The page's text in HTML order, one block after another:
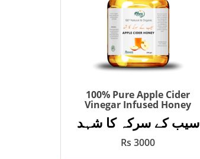
100% Pure Apple Cider
Vinegar Infused Honey
سیب کے سرکہ کا شہد
Rs 3000